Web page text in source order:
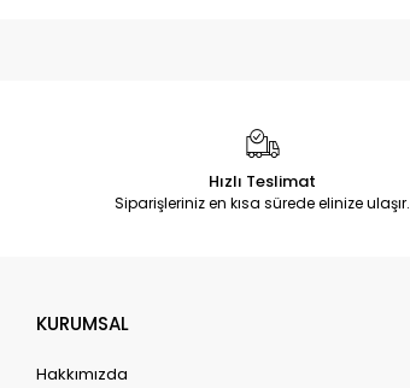
Hızlı Teslimat
Siparişleriniz en kısa sürede elinize ulaşır.
KURUMSAL
Hakkımızda